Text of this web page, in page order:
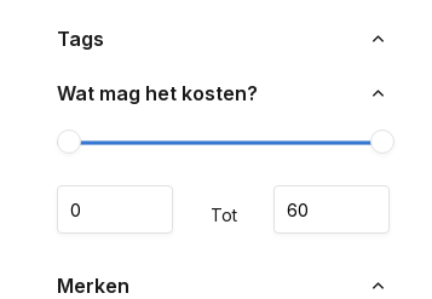
Tags
Wat mag het kosten?
Tot
Merken